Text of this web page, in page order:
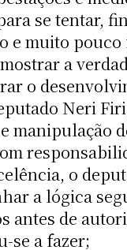
se tentar,
e muito
a
o
Neri
manipulação
o
a lógica
antes de
se a fazer;